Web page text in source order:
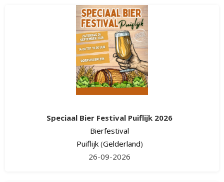
Speciaal Bier Festival Puiflijk 2026
Bierfestival
Puiflijk(Gelderland)
26-09-2026